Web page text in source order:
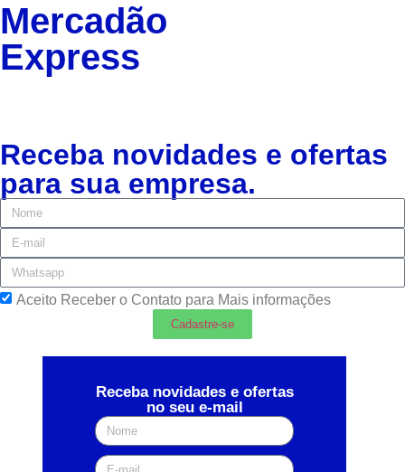
Mercadão
Express
Receba novidades e ofertas
para sua empresa.
Aceito Receber o Contato para Mais informações
Cadastre-se
Receba novidades e ofertas
no seu e-mail